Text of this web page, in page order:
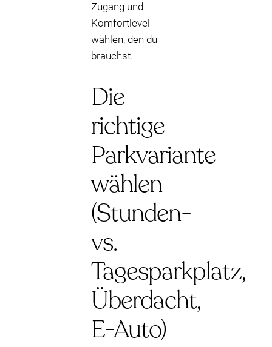
Zugang und
Komfortlevel
wählen, den du
brauchst.
Die
richtige
Parkvariante
wählen
(Stunden-
vs.
Tagesparkplatz,
Überdacht,
E-Auto)